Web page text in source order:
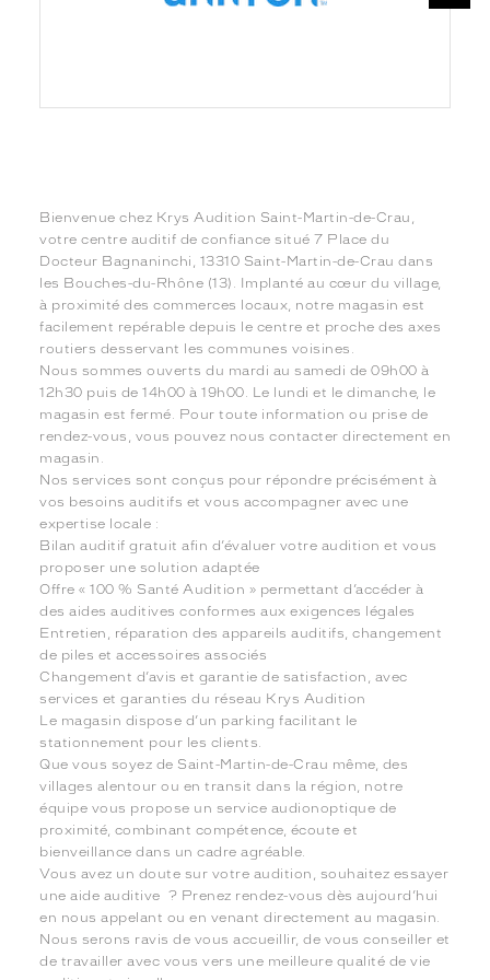
Bienvenue chez Krys Audition Saint-Martin-de-Crau,
votre centre auditif de confiance situé 7 Place du
Docteur Bagnaninchi, 13310 Saint-Martin-de-Crau dans
les Bouches-du-Rhône (13). Implanté au cœur du village,
à proximité des commerces locaux, notre magasin est
facilement repérable depuis le centre et proche des axes
routiers desservant les communes voisines.
Nous sommes ouverts du mardi au samedi de 09h00 à
12h30 puis de 14h00 à 19h00. Le lundi et le dimanche, le
magasin est fermé. Pour toute information ou prise de
rendez-vous, vous pouvez nous contacter directement en
magasin.
Nos services sont conçus pour répondre précisément à
vos besoins auditifs et vous accompagner avec une
expertise locale :
Bilan auditif gratuit afin d’évaluer votre audition et vous
proposer une solution adaptée
Offre « 100 % Santé Audition » permettant d’accéder à
des aides auditives conformes aux exigences légales
Entretien, réparation des appareils auditifs, changement
de piles et accessoires associés
Changement d’avis et garantie de satisfaction, avec
services et garanties du réseau Krys Audition
Le magasin dispose d’un parking facilitant le
stationnement pour les clients.
Que vous soyez de Saint-Martin-de-Crau même, des
villages alentour ou en transit dans la région, notre
équipe vous propose un service audionoptique de
proximité, combinant compétence, écoute et
bienveillance dans un cadre agréable.
Vous avez un doute sur votre audition, souhaitez essayer
une aide auditive ? Prenez rendez-vous dès aujourd’hui
en nous appelant ou en venant directement au magasin.
Nous serons ravis de vous accueillir, de vous conseiller et
de travailler avec vous vers une meilleure qualité de vie